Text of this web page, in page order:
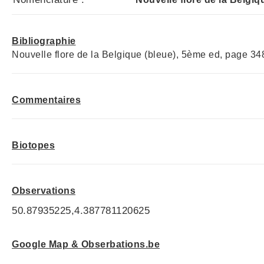
Bibliographie
Nouvelle flore de la Belgique (bleue), 5ème ed, page
Commentaires
Biotopes
Observations
50.87935225,4.387781120625
Google Map & Obserbations.be